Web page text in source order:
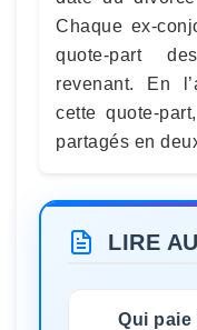
Chaque ex-
quote-part
revenant. En
cette quote-
partagés en
LIRE
Qui paie